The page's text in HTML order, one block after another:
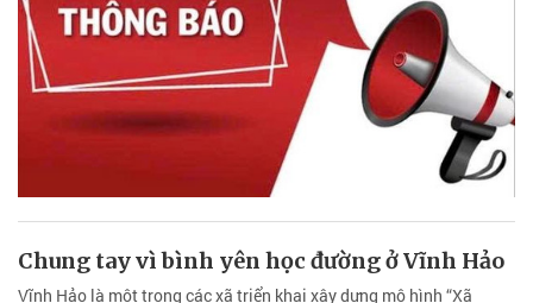
Chung tay vì bình yên học đường ở Vĩnh Hảo
Vĩnh Hảo là một trong các xã triển khai xây dựng mô hình “Xã